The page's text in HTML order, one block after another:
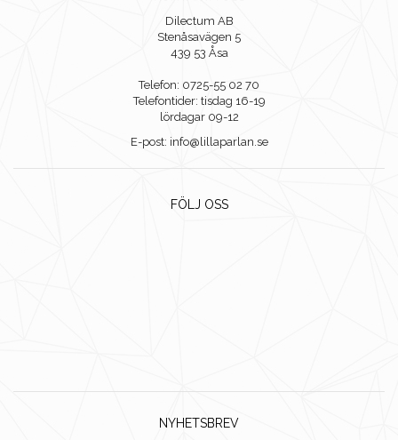
Dilectum AB
Stenåsavägen 5
439 53 Åsa
Telefon: 0725-55 02 70
Telefontider: tisdag 16-19
lördagar 09-12
E-post: info@lillaparlan.se
FÖLJ OSS
NYHETSBREV